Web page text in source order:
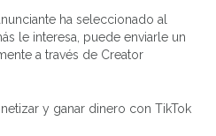
ha seleccionado al
le interesa, puede enviarle un
a través de Creator